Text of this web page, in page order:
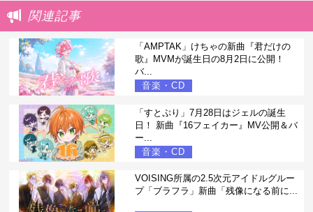
関連記事
「AMPTAK」けちゃの新曲『君だけの
歌』MVMが誕生日の8月2日に公開！
バ...
音楽・CD
「すとぷり」7月28日はジェルの誕生
日！ 新曲『16フェイカー』MV公開＆バ
ー...
音楽・CD
VOISING所属の2.5次元アイドルグルー
プ「ブラフラ」新曲「残像になる前に...